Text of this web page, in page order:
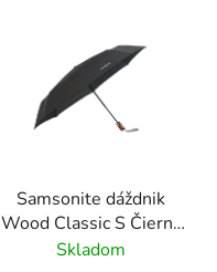
Samsonite dáždnik
Wood Classic S Čierny
skladací vystreľovací s
Skladom